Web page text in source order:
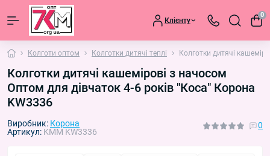
Клієнту
0
Колготи оптом Колготки дитячі теплі Колготки дитячі
Колготки дитячі кашемірові з начосом
Оптом для дівчаток 4-6 років "Коса" Корона
KW3336
Виробник: Корона
Артикул: KMM KW3336
0